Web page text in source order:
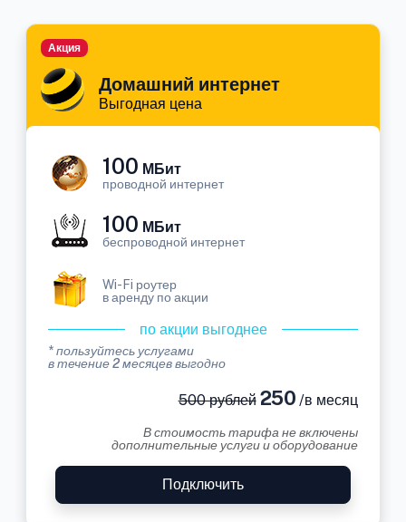
Домашний интернет
Выгодная цена
Акция
100 МБит
проводной интернет
100 МБит
беспроводной интернет
Wi-Fi роутер
в аренду по акции
по акции выгоднее
* пользуйтесь услугами
в течение 2 месяцев выгодно
500 рублей250 /в месяц
В стоимость тарифа не включены
дополнительные услуги и оборудование
Подключить